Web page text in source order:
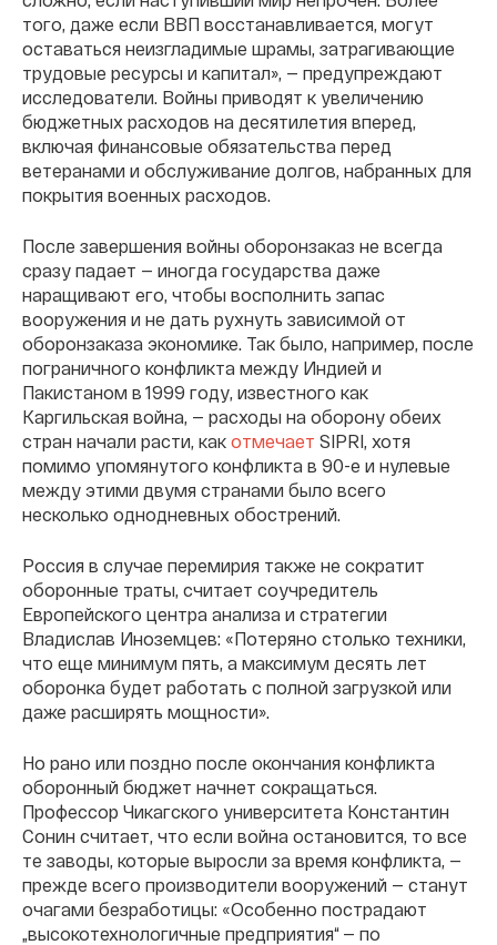
того, даже если ВВП восстанавливается, могут
оставаться неизгладимые шрамы, затрагивающие
трудовые ресурсы и капитал», — предупреждают
исследователи. Войны приводят к увеличению
бюджетных расходов на десятилетия вперед,
включая финансовые обязательства перед
ветеранами и обслуживание долгов, набранных для
покрытия военных расходов.
После завершения войны оборонзаказ не всегда
сразу падает — иногда государства даже
наращивают его, чтобы восполнить запас
вооружения и не дать рухнуть зависимой от
оборонзаказа экономике. Так было, например, после
пограничного конфликта между Индией и
Пакистаном в 1999 году, известного как
Каргильская война, — расходы на оборону обеих
стран начали расти, как отмечает SIPRI, хотя
помимо упомянутого конфликта в 90-е и нулевые
между этими двумя странами было всего
несколько однодневных обострений.
Россия в случае перемирия также не сократит
оборонные траты, считает соучредитель
Европейского центра анализа и стратегии
Владислав Иноземцев: «Потеряно столько техники,
что еще минимум пять, а максимум десять лет
оборонка будет работать с полной загрузкой или
даже расширять мощности».
Но рано или поздно после окончания конфликта
оборонный бюджет начнет сокращаться.
Профессор Чикагского университета Константин
Сонин считает, что если война остановится, то все
те заводы, которые выросли за время конфликта, —
прежде всего производители вооружений — станут
очагами безработицы: «Особенно пострадают
„высокотехнологичные предприятия“ — по